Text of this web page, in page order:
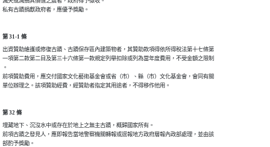
第 31-1 條
出資贊助維護或修復古蹟、古蹟保存區內建築物者，其贊助款項得依所得稅法第十七條第
一項第二款第二目及第三十六條第一款規定列舉扣除或列為當年度費用，不受金額之限制
。
前項贊助費用，應交付國家文化藝術基金會或省（市）、縣（市）文化基金會，會同有關
第 32 條
埋藏地下、沉沒水中或存在於地上之無主古蹟，概歸國家所有。
前項古蹟之發見人，應即報告當地警察機關轉報或逕報地方政府層報內政部處理，並由該
部酌予獎勵。